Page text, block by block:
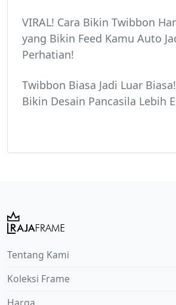
VIRAL! Cara Bikin Twibbon
yang Bikin Feed Kamu Auto
Perhatian!
Twibbon Biasa Jadi Luar
Bikin Desain Pancasila Lebih
Tentang Kami
Koleksi Frame